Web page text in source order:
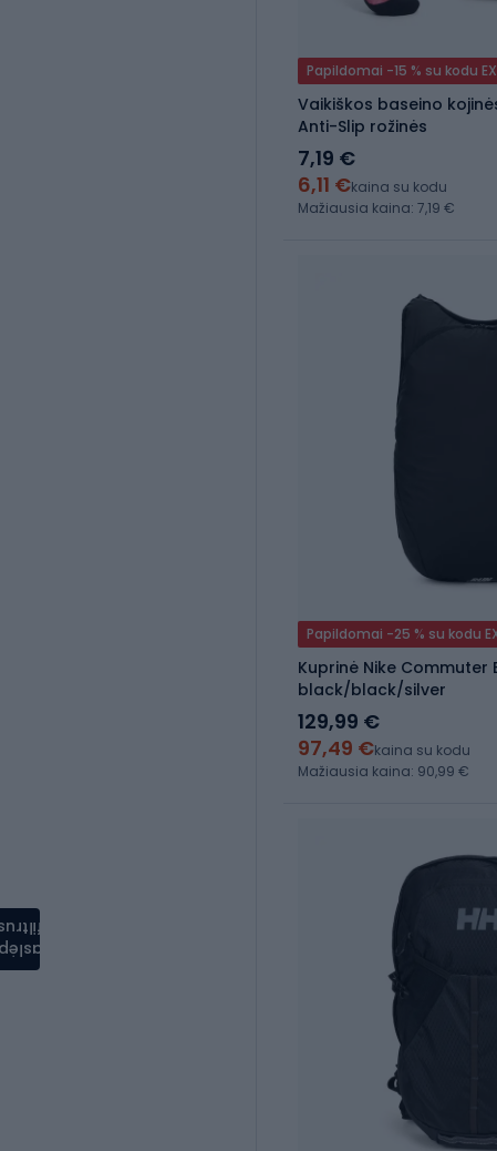
Papildomai -15 % su kodu
Vaikiškos baseino
Anti-Slip rožinės
7,19 €
6,11 €kaina su kodu
Mažiausia kaina: 7,19 €
Papildomai -25 % su kodu
Kuprinė Nike Commuter
black/black/silver
129,99 €
97,49 €kaina su kodu
Mažiausia kaina: 90,99 €